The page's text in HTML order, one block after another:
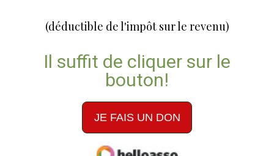
(déductible de l'impôt sur le revenu)
Il suffit de cliquer sur le
bouton!
JE FAIS UN DON